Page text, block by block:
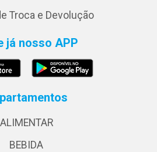
Troca e Devolução
já nosso APP
ALIMENTAR
BEBIDA